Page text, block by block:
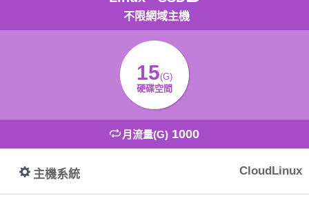
不限網域主機
15(G)
硬碟空間
月流量(G) 1000
主機系統 CloudLinux